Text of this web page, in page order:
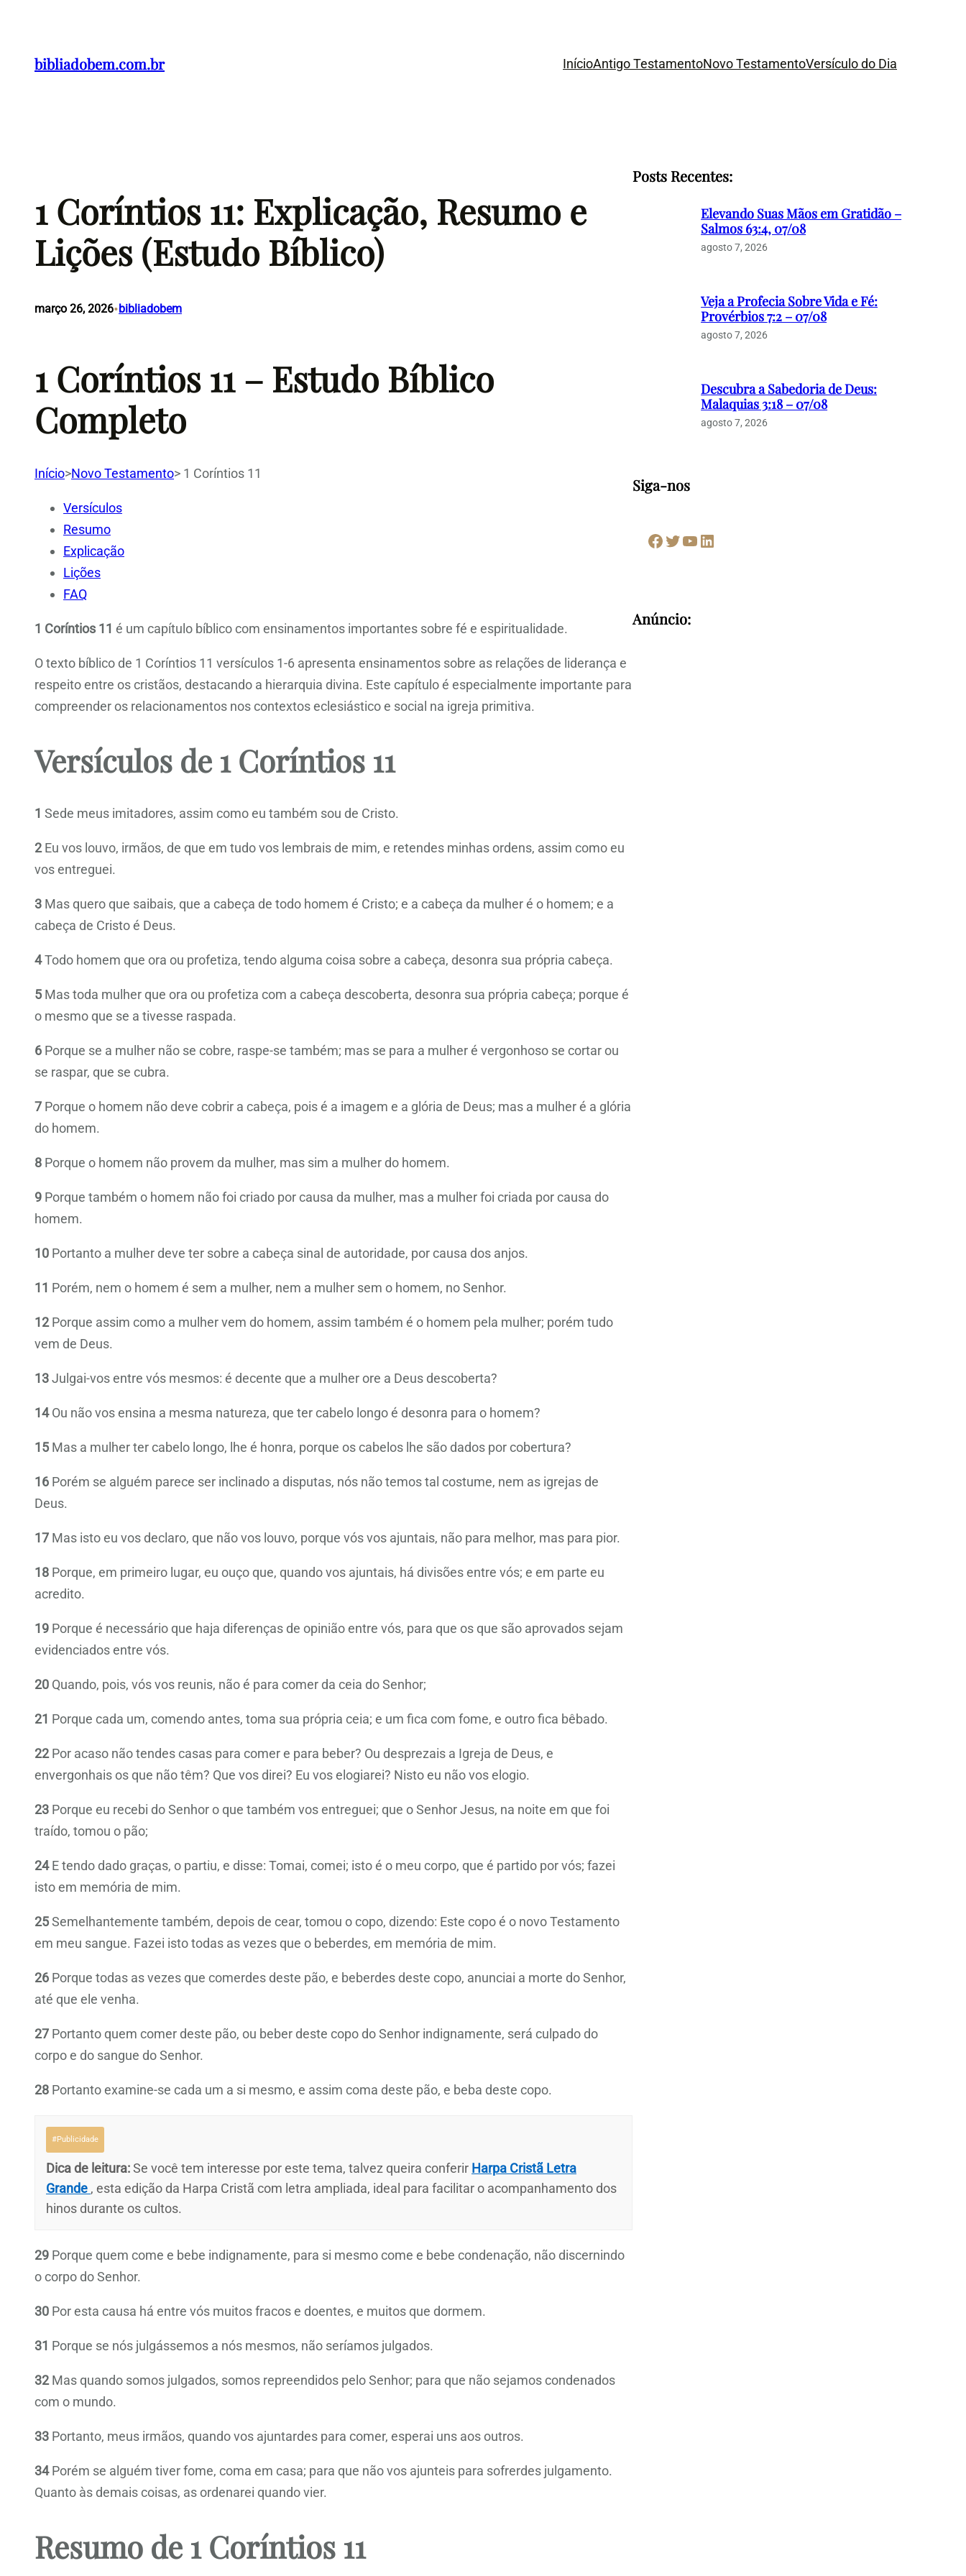
bibliadobem.com.br InícioAntigo TestamentoNovo TestamentoVersículo do Dia
1 Coríntios 11: Explicação, Resumo e
Lições (Estudo Bíblico)
março 26, 2026• bibliadobem
1 Coríntios 11 – Estudo Bíblico
Completo
Início>Novo Testamento> 1 Coríntios 11
Versículos
Resumo
Explicação
Lições
FAQ
1 Coríntios 11 é um capítulo bíblico com ensinamentos importantes sobre fé e espiritualidade.
O texto bíblico de 1 Coríntios 11 versículos 1-6 apresenta ensinamentos sobre as relações de liderança e
respeito entre os cristãos, destacando a hierarquia divina. Este capítulo é especialmente importante para
compreender os relacionamentos nos contextos eclesiástico e social na igreja primitiva.
Versículos de 1 Coríntios 11
1 Sede meus imitadores, assim como eu também sou de Cristo.
2Eu vos louvo, irmãos, de que em tudo vos lembrais de mim, e retendes minhas ordens, assim como eu
vos entreguei.
3 Mas quero que saibais, que a cabeça de todo homem é Cristo; e a cabeça da mulher é o homem; e a
cabeça de Cristo é Deus.
4Todo homem que ora ou profetiza, tendo alguma coisa sobre a cabeça, desonra sua própria cabeça.
5 Mas toda mulher que ora ou profetiza com a cabeça descoberta, desonra sua própria cabeça; porque é
o mesmo que se a tivesse raspada.
6 Porque se a mulher não se cobre, raspe-se também; mas se para a mulher é vergonhoso se cortar ou
se raspar, que se cubra.
7 Porque o homem não deve cobrir a cabeça, pois é a imagem e a glória de Deus; mas a mulher é a glória
do homem.
8 Porque o homem não provem da mulher, mas sim a mulher do homem.
9 Porque também o homem não foi criado por causa da mulher, mas a mulher foi criada por causa do
homem.
10 Portanto a mulher deve ter sobre a cabeça sinal de autoridade, por causa dos anjos.
11 Porém, nem o homem é sem a mulher, nem a mulher sem o homem, no Senhor.
12Porque assim como a mulher vem do homem, assim também é o homem pela mulher; porém tudo
vem de Deus.
13Julgai-vos entre vós mesmos: é decente que a mulher ore a Deus descoberta?
14Ou não vos ensina a mesma natureza, que ter cabelo longo é desonra para o homem?
15 Mas a mulher ter cabelo longo, lhe é honra, porque os cabelos lhe são dados por cobertura?
16 Porém se alguém parece ser inclinado a disputas, nós não temos tal costume, nem as igrejas de
Deus.
17 Mas isto eu vos declaro, que não vos louvo, porque vós vos ajuntais, não para melhor, mas para pior.
18 Porque, em primeiro lugar, eu ouço que, quando vos ajuntais, há divisões entre vós; e em parte eu
acredito.
19 Porque é necessário que haja diferenças de opinião entre vós, para que os que são aprovados sejam
evidenciados entre vós.
20 Quando, pois, vós vos reunis, não é para comer da ceia do Senhor;
21 Porque cada um, comendo antes, toma sua própria ceia; e um fica com fome, e outro fica bêbado.
22Por acaso não tendes casas para comer e para beber? Ou desprezais a Igreja de Deus, e
envergonhais os que não têm? Que vos direi? Eu vos elogiarei? Nisto eu não vos elogio.
23 Porque eu recebi do Senhor o que também vos entreguei; que o Senhor Jesus, na noite em que foi
traído, tomou o pão;
24E tendo dado graças, o partiu, e disse: Tomai, comei; isto é o meu corpo, que é partido por vós; fazei
isto em memória de mim.
25Semelhantemente também, depois de cear, tomou o copo, dizendo: Este copo é o novo Testamento
em meu sangue. Fazei isto todas as vezes que o beberdes, em memória de mim.
26 Porque todas as vezes que comerdes deste pão, e beberdes deste copo, anunciai a morte do Senhor,
até que ele venha.
27 Portanto quem comer deste pão, ou beber deste copo do Senhor indignamente, será culpado do
corpo e do sangue do Senhor.
28 Portanto examine-se cada um a si mesmo, e assim coma deste pão, e beba deste copo.
#Publicidade
Dica de leitura:Se você tem interesse por este tema, talvez queira conferir Harpa Cristã Letra
Grande , esta edição da Harpa Cristã com letra ampliada, ideal para facilitar o acompanhamento dos
hinos durante os cultos.
29 Porque quem come e bebe indignamente, para si mesmo come e bebe condenação, não discernindo
o corpo do Senhor.
30 Por esta causa há entre vós muitos fracos e doentes, e muitos que dormem.
31 Porque se nós julgássemos a nós mesmos, não seríamos julgados.
32Mas quando somos julgados, somos repreendidos pelo Senhor; para que não sejamos condenados
com o mundo.
33 Portanto, meus irmãos, quando vos ajuntardes para comer, esperai uns aos outros.
34Porém se alguém tiver fome, coma em casa; para que não vos ajunteis para sofrerdes julgamento.
Quanto às demais coisas, as ordenarei quando vier.
Resumo de 1 Coríntios 11
Posts Recentes:
Elevando Suas Mãos em Gratidão –
Salmos 63:4, 07/08
agosto 7, 2026
Veja a Profecia Sobre Vida e Fé:
Provérbios 7:2 – 07/08
agosto 7, 2026
Descubra a Sabedoria de Deus:
Malaquias 3:18 – 07/08
agosto 7, 2026
Siga-nos
Facebook Twitter Youtube LinkedIn
Anúncio: